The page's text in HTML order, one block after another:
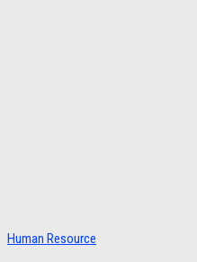
Human Resource